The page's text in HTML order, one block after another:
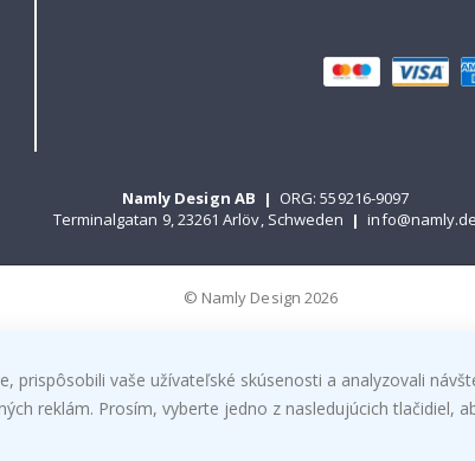
Namly Design AB | ORG: 559216-9097
Terminalgatan 9, 23261 Arlöv, Schweden | info@namly.de
© Namly Design 2026
prispôsobili vaše užívateľské skúsenosti a analyzovali
reklám. Prosím, vyberte jedno z nasledujúcich tlačidiel,